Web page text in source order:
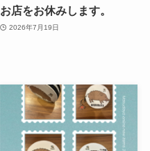
お店をお休みします。
2026年7月19日